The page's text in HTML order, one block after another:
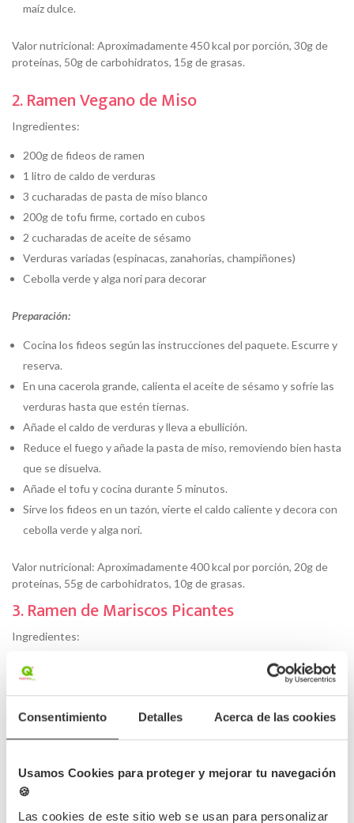
Consentimiento Detalles Acerca de las cookies
Usamos Cookies para proteger y mejorar tu navegación
🍪
Las cookies de este sitio web se usan para personalizar
maíz dulce.
Valor nutricional: Aproximadamente 450 kcal por porción, 30g de
proteínas, 50g de carbohidratos, 15g de grasas.
2. Ramen Vegano de Miso
Ingredientes:
200g de fideos de ramen
1 litro de caldo de verduras
3 cucharadas de pasta de miso blanco
200g de tofu firme, cortado en cubos
2 cucharadas de aceite de sésamo
Verduras variadas (espinacas, zanahorias, champiñones)
Cebolla verde y alga nori para decorar
Preparación:
Cocina los fideos según las instrucciones del paquete. Escurre y
reserva.
En una cacerola grande, calienta el aceite de sésamo y sofríe las
verduras hasta que estén tiernas.
Añade el caldo de verduras y lleva a ebullición.
Reduce el fuego y añade la pasta de miso, removiendo bien hasta
que se disuelva.
Añade el tofu y cocina durante 5 minutos.
Sirve los fideos en un tazón, vierte el caldo caliente y decora con
cebolla verde y alga nori.
Valor nutricional: Aproximadamente 400 kcal por porción, 20g de
proteínas, 55g de carbohidratos, 10g de grasas.
3. Ramen de Mariscos Picantes
Ingredientes:
200g de fideos de ramen
1 trozo de jengibre de 5cm, rallado
2 cucharadas de aceite de sésamo
Cebolla verde y alga nori para decorar